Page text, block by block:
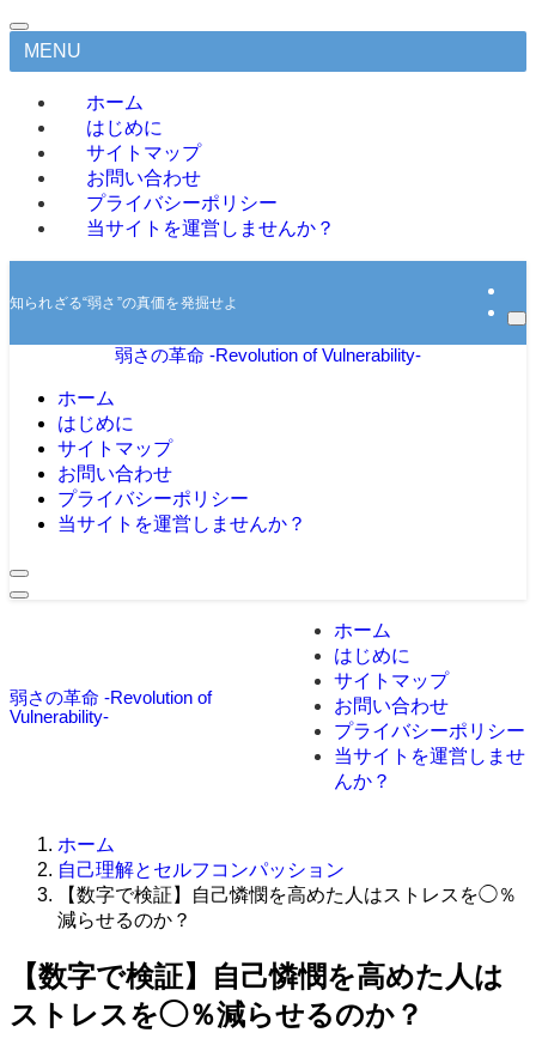
MENU
ホーム
はじめに
サイトマップ
お問い合わせ
プライバシーポリシー
当サイトを運営しませんか？
知られざる“弱さ”の真価を発掘せよ
弱さの革命 -Revolution of Vulnerability-
ホーム
はじめに
サイトマップ
お問い合わせ
プライバシーポリシー
当サイトを運営しませんか？
弱さの革命 -Revolution of
Vulnerability-
ホーム
はじめに
サイトマップ
お問い合わせ
プライバシーポリシー
当サイトを運営しませ
んか？
ホーム
自己理解とセルフコンパッション
【数字で検証】自己憐憫を高めた人はストレスを◯％
減らせるのか？
【数字で検証】自己憐憫を高めた人は
ストレスを◯％減らせるのか？